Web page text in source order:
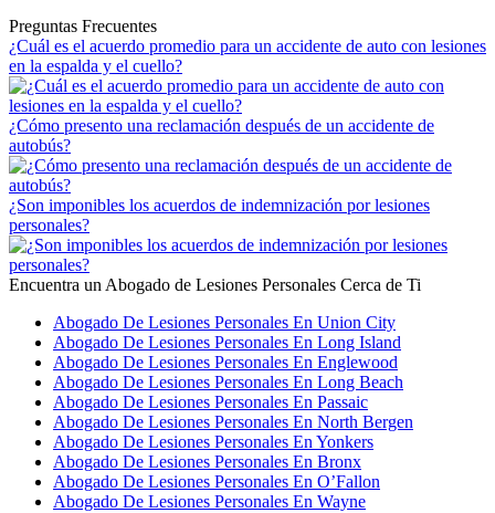
Preguntas Frecuentes
¿Cuál es el acuerdo promedio para un accidente de auto con lesiones
en la espalda y el cuello?
¿Cómo presento una reclamación después de un accidente de
autobús?
¿Son imponibles los acuerdos de indemnización por lesiones
personales?
Encuentra un Abogado de Lesiones Personales Cerca de Ti
Abogado De Lesiones Personales En Union City
Abogado De Lesiones Personales En Long Island
Abogado De Lesiones Personales En Englewood
Abogado De Lesiones Personales En Long Beach
Abogado De Lesiones Personales En Passaic
Abogado De Lesiones Personales En North Bergen
Abogado De Lesiones Personales En Yonkers
Abogado De Lesiones Personales En Bronx
Abogado De Lesiones Personales En O’Fallon
Abogado De Lesiones Personales En Wayne